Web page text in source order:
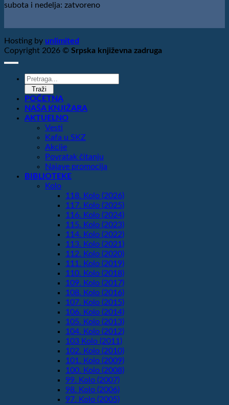
subota i nedelja: zatvoreno
Hosting by unlimited
Copyright 2026 © Srpska književna zadruga
Products
search
Traži
POČETNA
NAŠA KNJIŽARA
AKTUELNO
Vesti
Kafa u SKZ
Akcije
Povratak čitanju
Najave promocija
BIBLIOTEKE
Kolo
118. Kolo (2026)
117. Kolo (2025)
116. Kolo (2024)
115. Kolo (2023)
114. Kolo (2022)
113. Kolo (2021)
112. Kolo (2020)
111. Kolo (2019)
110. Kolo (2018)
109. Kolo (2017)
108. Kolo (2016)
107. Kolo (2015)
106. Kolo (2014)
105. Kolo (2013)
104. Kolo (2012)
103 Kolo (2011)
102. Kolo (2010)
101. Kolo (2009)
100. Kolo (2008)
99. Kolo (2007)
98. Kolo (2006)
97. Kolo (2005)